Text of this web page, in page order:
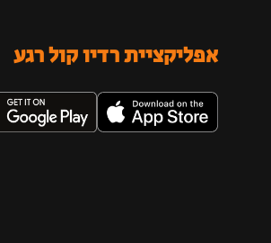
אפליקציית רדיו קול רגע